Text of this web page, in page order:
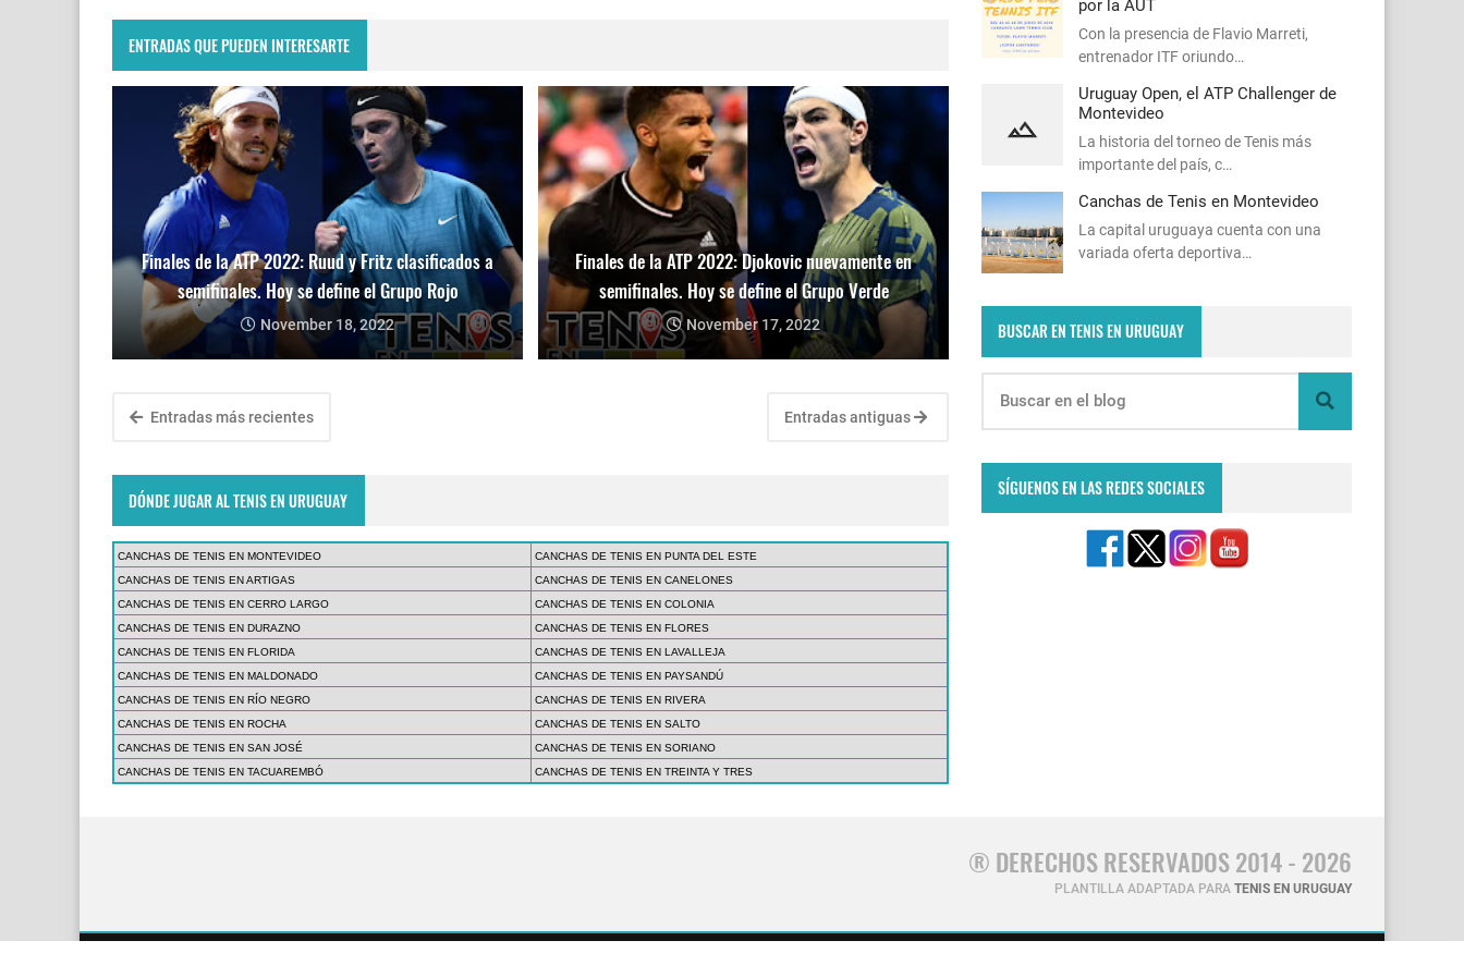
ENTRADAS QUE PUEDEN INTERESARTE
Finales de la ATP 2022: Ruud y Fritz clasificados a
semifinales. Hoy se define el Grupo Rojo
November 18, 2022
Finales de la ATP 2022: Djokovic nuevamente en
semifinales. Hoy se define el Grupo Verde
November 17, 2022
Entradas más recientes Entradas antiguas
DÓNDE JUGAR AL TENIS EN URUGUAY
CANCHAS DE TENIS EN MONTEVIDEO
CANCHAS DE TENIS EN PUNTA DEL ESTE
CANCHAS DE TENIS EN ARTIGAS
CANCHAS DE TENIS EN CANELONES
CANCHAS DE TENIS EN CERRO LARGO
CANCHAS DE TENIS EN COLONIA
CANCHAS DE TENIS EN DURAZNO
CANCHAS DE TENIS EN FLORES
CANCHAS DE TENIS EN FLORIDA
CANCHAS DE TENIS EN LAVALLEJA
CANCHAS DE TENIS EN MALDONADO
CANCHAS DE TENIS EN PAYSANDÚ
CANCHAS DE TENIS EN RÍO NEGRO
CANCHAS DE TENIS EN RIVERA
CANCHAS DE TENIS EN ROCHA
CANCHAS DE TENIS EN SALTO
CANCHAS DE TENIS EN SAN JOSÉ
CANCHAS DE TENIS EN SORIANO
CANCHAS DE TENIS EN TACUAREMBÓ
CANCHAS DE TENIS EN TREINTA Y TRES
por la AUT
Con la presencia de Flavio Marreti,
entrenador ITF oriundo…
Uruguay Open, el ATP Challenger de
Montevideo
La historia del torneo de Tenis más
importante del país, c…
Canchas de Tenis en Montevideo
La capital uruguaya cuenta con una
variada oferta deportiva…
BUSCAR EN TENIS EN URUGUAY
SÍGUENOS EN LAS REDES SOCIALES
® DERECHOS RESERVADOS 2014 - 2026
PLANTILLA ADAPTADA PARA TENIS EN URUGUAY